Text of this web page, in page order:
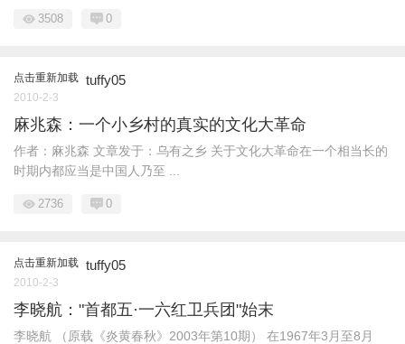
3508 0
点击重新加载 tuffy05
2010-2-3
麻兆森：一个小乡村的真实的文化大革命
作者：麻兆森 文章发于：乌有之乡 关于文化大革命在一个相当长的
时期内都应当是中国人乃至 ...
2736 0
点击重新加载 tuffy05
2010-2-3
李晓航："首都五·一六红卫兵团"始末
李晓航 （原载《炎黄春秋》2003年第10期） 在1967年3月至8月